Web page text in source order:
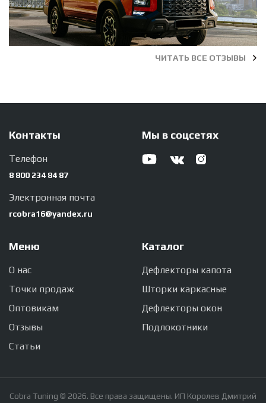
ЧИТАТЬ ВСЕ ОТЗЫВЫ
Контакты
Телефон
8 800 234 84 87
Электронная почта
rcobra16@yandex.ru
Мы в соцсетях
Меню
О нас
Точки продаж
Оптовикам
Отзывы
Статьи
Каталог
Дефлекторы капота
Шторки каркасные
Дефлекторы окон
Подлокотники
Cobra Tuning © 2026. Все права защищены. ИП Королев Дмитрий